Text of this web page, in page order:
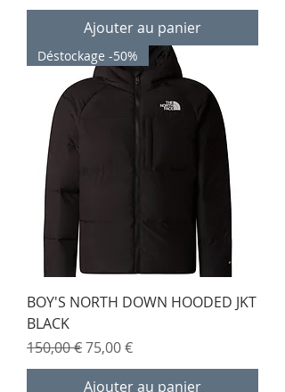
Ajouter au panier
Déstockage -50%
BOY'S NORTH DOWN HOODED JKT
BLACK
Prix original
150,00 €Prix promotionnel
75,00 €
Ajouter au panier